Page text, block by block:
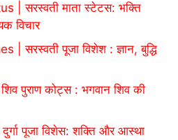
| सरस्वती माता स्टेटस: भक्ति
विचार
सरस्वती पूजा विशेश : ज्ञान, बुद्धि
पुराण कोट्स : भगवान शिव की
पूजा विशेस: शक्ति और आस्था